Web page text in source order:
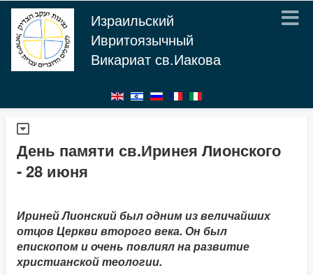
Израильский
Ивритоязычный
Викариат св.Иакова
День памяти св.Иринея Лионского
- 28 июня
Ириней Лионский был одним из величайших
отцов Церкви второго века. Он был
епископом и очень повлиял на развитие
христианской теологии.